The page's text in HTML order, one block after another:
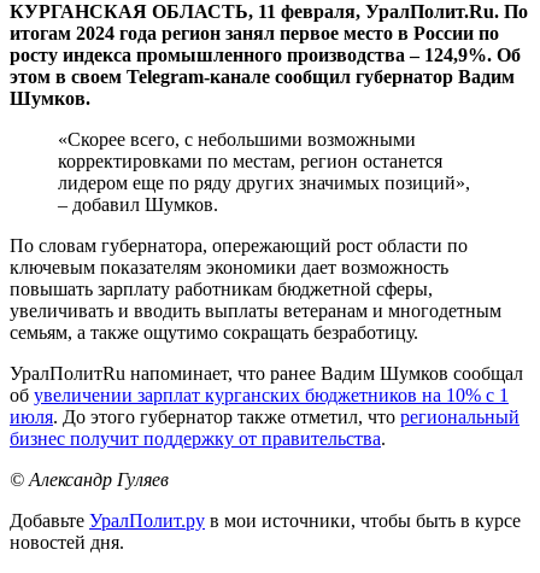
КУРГАНСКАЯ ОБЛАСТЬ, 11 февраля, УралПолит.Ru. По
итогам 2024 года регион занял первое место в России по
росту индекса промышленного производства – 124,9%. Об
этом в своем Telegram-канале сообщил губернатор Вадим
Шумков.
«Скорее всего, с небольшими возможными
корректировками по местам, регион останется
лидером еще по ряду других значимых позиций»,
– добавил Шумков.
По словам губернатора, опережающий рост области по
ключевым показателям экономики дает возможность
повышать зарплату работникам бюджетной сферы,
увеличивать и вводить выплаты ветеранам и многодетным
семьям, а также ощутимо сокращать безработицу.
УралПолитRu напоминает, что ранее Вадим Шумков сообщал
об увеличении зарплат курганских бюджетников на 10% с 1
июля. До этого губернатор также отметил, что региональный
бизнес получит поддержку от правительства.
© Александр Гуляев
Добавьте УралПолит.ру в мои источники, чтобы быть в курсе
новостей дня.